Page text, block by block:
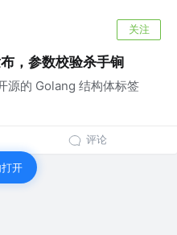
关注
，参数校验杀手锏
源的 Golang 结构体标签
评论
开